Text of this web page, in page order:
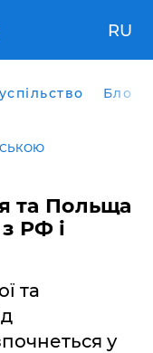
RU
Блоги
та Польща
РФ і
та
у